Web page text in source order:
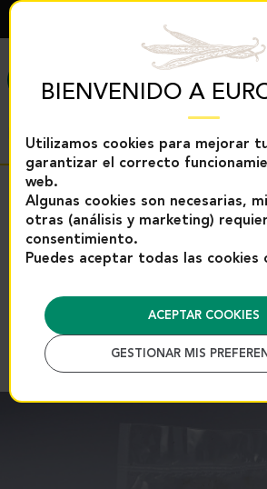
BIENVENIDO A
Utilizamos cookies para mejorar
garantizar el correcto
web.
Algunas cookies son necesarias,
otras (análisis y marketing)
consentimiento.
Puedes aceptar todas las cookies
ACEPTAR COOKIES
GESTIONAR MIS
MENÚ
Inicio Productos de vainilla Vainas
16–20 cm – Bolsa de
Eurovanille
Referencia : 2924M